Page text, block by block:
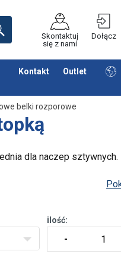
Skontaktuj
się z nami
Dołącz
Kontakt Outlet
katalog
belki rozporowe
dla naczep sztywnych.
ilość: